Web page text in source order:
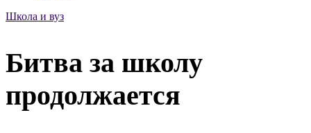
Школа и вуз
Битва за школу
продолжается